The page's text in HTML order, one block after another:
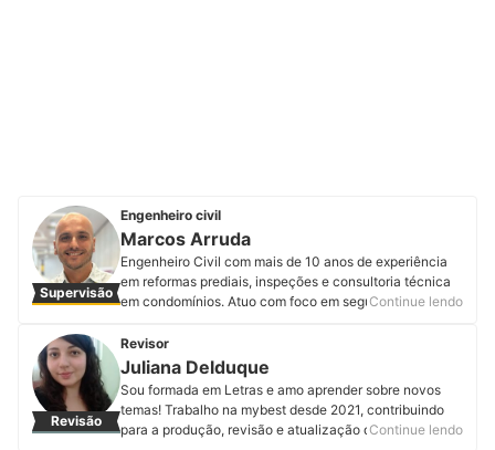
Supervisão
Engenheiro civil
Marcos Arruda
Engenheiro Civil com mais de 10 anos de experiência
em reformas prediais, inspeções e consultoria técnica
em condomínios. Atuo com foco em segurança,
obras prediais em grandes centros, como Baixada
Santista e São Paulo capital. Na mybest, recomendo
produtos com base em critérios técnicos e
aplicabilidade prática, ajudando você a fazer escolhas
seguras e confiáveis. Acompanhe Marcos no
Instagram.
Continue lendo
Revisão
Revisor
Juliana Delduque
Sou formada em Letras e amo aprender sobre novos
temas! Trabalho na mybest desde 2021, contribuindo
para a produção, revisão e atualização de artigos. A
Continue lendo